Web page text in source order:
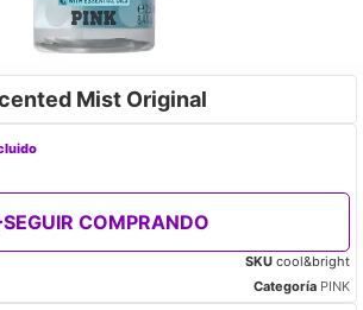
Mist Original
SEGUIR COMPRANDO
SKU cool&bright
Categoría PINK